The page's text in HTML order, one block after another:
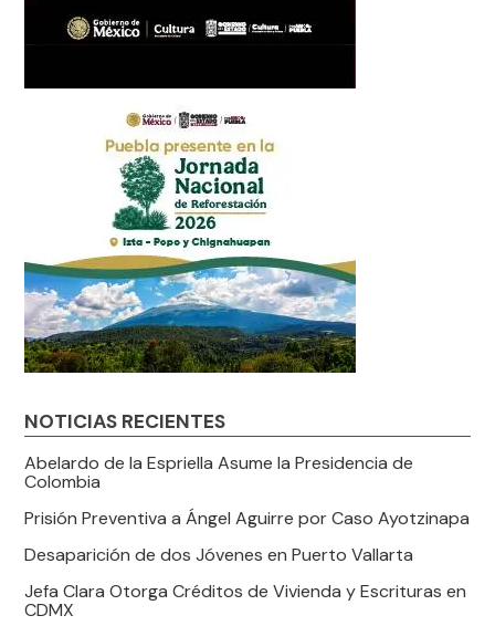
NOTICIAS RECIENTES
Abelardo de la Espriella Asume la Presidencia de
Colombia
Prisión Preventiva a Ángel Aguirre por Caso Ayotzinapa
Desaparición de dos Jóvenes en Puerto Vallarta
Jefa Clara Otorga Créditos de Vivienda y Escrituras en
CDMX